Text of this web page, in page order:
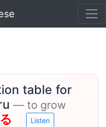
table for
— to grow
Listen